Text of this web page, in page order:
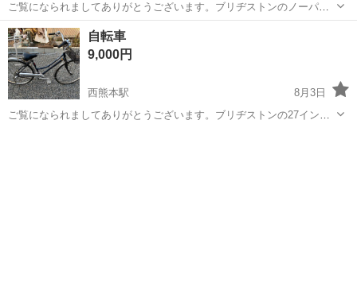
ご覧になられましてありがとうございます。ブリヂストンのノーパン
クの26インチ、変速3段ギア、です。登録出来ます。試乗も可能です。
格安で配送も致します。熊本県内のみです。3Nでおねがいします。
熊本 熊本市 西熊本駅
自転車
9,000円
西熊本駅
8月3日
ご覧になられましてありがとうございます。ブリヂストンの27インチ